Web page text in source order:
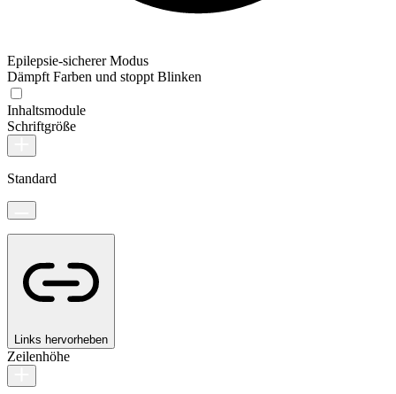
Epilepsie-sicherer Modus
Dämpft Farben und stoppt Blinken
Inhaltsmodule
Schriftgröße
Standard
Links hervorheben
Zeilenhöhe